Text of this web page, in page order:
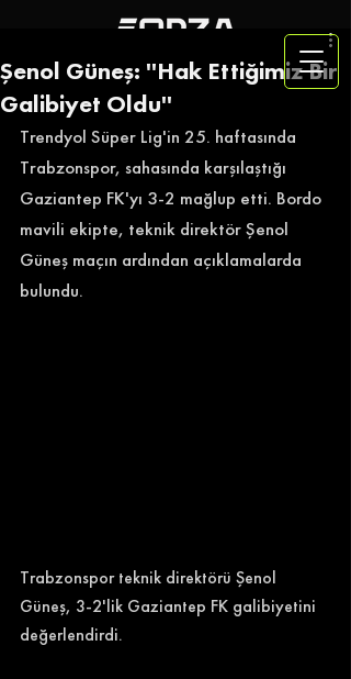
Şenol Güneş: ''Hak Ettiğimiz Bir
Galibiyet Oldu''
Trendyol Süper Lig'in 25. haftasında
Trabzonspor, sahasında karşılaştığı
Gaziantep FK'yı 3-2 mağlup etti. Bordo
mavili ekipte, teknik direktör Şenol
Güneş maçın ardından açıklamalarda
bulundu.
Trabzonspor teknik direktörü Şenol
Güneş, 3-2'lik Gaziantep FK galibiyetini
değerlendirdi.